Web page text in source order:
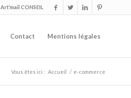
Art’mail CONSEIL
Contact Mentions légales
Vous êtes ici : Accueil / e-commerce